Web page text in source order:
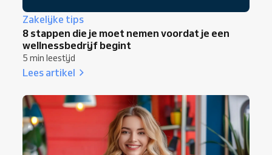
Zakelijke tips
8 stappen die je moet nemen voordat je een
wellnessbedrijf begint
5 min leestijd
Lees artikel